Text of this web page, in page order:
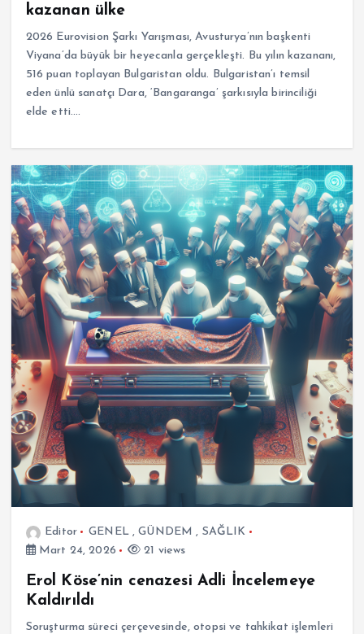
kazanan ülke
2026 Eurovision Şarkı Yarışması, Avusturya’nın başkenti
Viyana’da büyük bir heyecanla gerçekleşti. Bu yılın kazananı,
516 puan toplayan Bulgaristan oldu. Bulgaristan’ı temsil
eden ünlü sanatçı Dara, ‘Bangaranga’ şarkısıyla birinciliği
elde etti.…
Editor GENEL,GÜNDEM , SAĞLIK
Mart 24, 2026
21 views
Erol Köse’nin cenazesi Adli İncelemeye
Kaldırıldı
Soruşturma süreci çerçevesinde, otopsi ve tahkikat işlemleri